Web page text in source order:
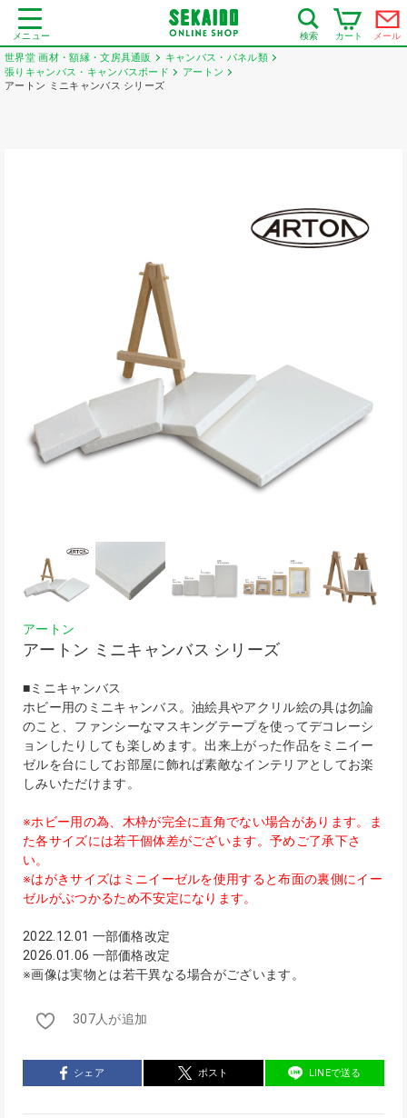
メニュー 検索 カート メール
世界堂 画材・額縁・文房具通販
キャンバス・パネル類
張りキャンバス・キャンバスボード
アートン
アートン ミニキャンバス シリーズ
アートン
アートン ミニキャンバス シリーズ
■ミニキャンバス
ホビー用のミニキャンバス。油絵具やアクリル絵の具は勿論
のこと、ファンシーなマスキングテープを使ってデコレーシ
ョンしたりしても楽しめます。出来上がった作品をミニイー
ゼルを台にしてお部屋に飾れば素敵なインテリアとしてお楽
しみいただけます。
※ホビー用の為、木枠が完全に直角でない場合があります。ま
た各サイズには若干個体差がございます。予めご了承下さ
い。
※はがきサイズはミニイーゼルを使用すると布面の裏側にイー
ゼルがぶつかるため不安定になります。
2022.12.01 一部価格改定
2026.01.06 一部価格改定
※画像は実物とは若干異なる場合がございます。
307人が追加
シェア ポスト LINEで送る